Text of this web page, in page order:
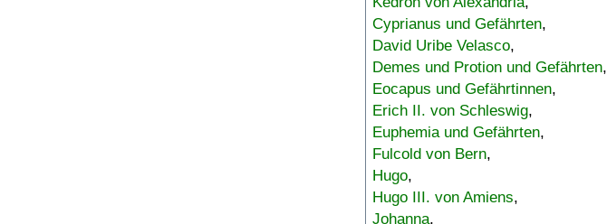
Cyprianus und Gefährten,
David Uribe Velasco,
Demes und Protion und Gefährten,
Eocapus und Gefährtinnen,
Erich II. von Schleswig,
Euphemia und Gefährten,
Fulcold von Bern,
Hugo,
Hugo III. von Amiens,
Johanna,